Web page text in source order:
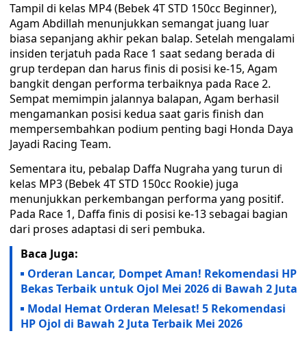
Tampil di kelas MP4 (Bebek 4T STD 150cc Beginner),
Agam Abdillah menunjukkan semangat juang luar
biasa sepanjang akhir pekan balap. Setelah mengalami
insiden terjatuh pada Race 1 saat sedang berada di
grup terdepan dan harus finis di posisi ke-15, Agam
bangkit dengan performa terbaiknya pada Race 2.
Sempat memimpin jalannya balapan, Agam berhasil
mengamankan posisi kedua saat garis finish dan
mempersembahkan podium penting bagi Honda Daya
Jayadi Racing Team.
Sementara itu, pebalap Daffa Nugraha yang turun di
kelas MP3 (Bebek 4T STD 150cc Rookie) juga
menunjukkan perkembangan performa yang positif.
Pada Race 1, Daffa finis di posisi ke-13 sebagai bagian
dari proses adaptasi di seri pembuka.
Baca Juga:
Orderan Lancar, Dompet Aman! Rekomendasi HP
Bekas Terbaik untuk Ojol Mei 2026 di Bawah 2 Juta
Modal Hemat Orderan Melesat! 5 Rekomendasi
HP Ojol di Bawah 2 Juta Terbaik Mei 2026